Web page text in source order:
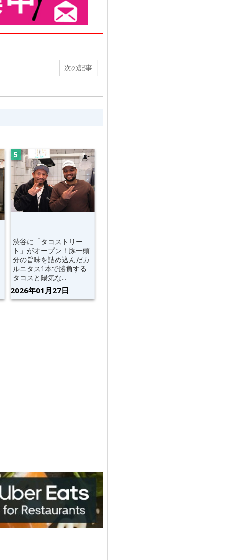
次の記事
渋谷に「タコストリー
ト」がオープン！豚一頭
分の旨味を詰め込んだカ
ルニタス1本で勝負する
タコスと陽気な...
2026年01月27日